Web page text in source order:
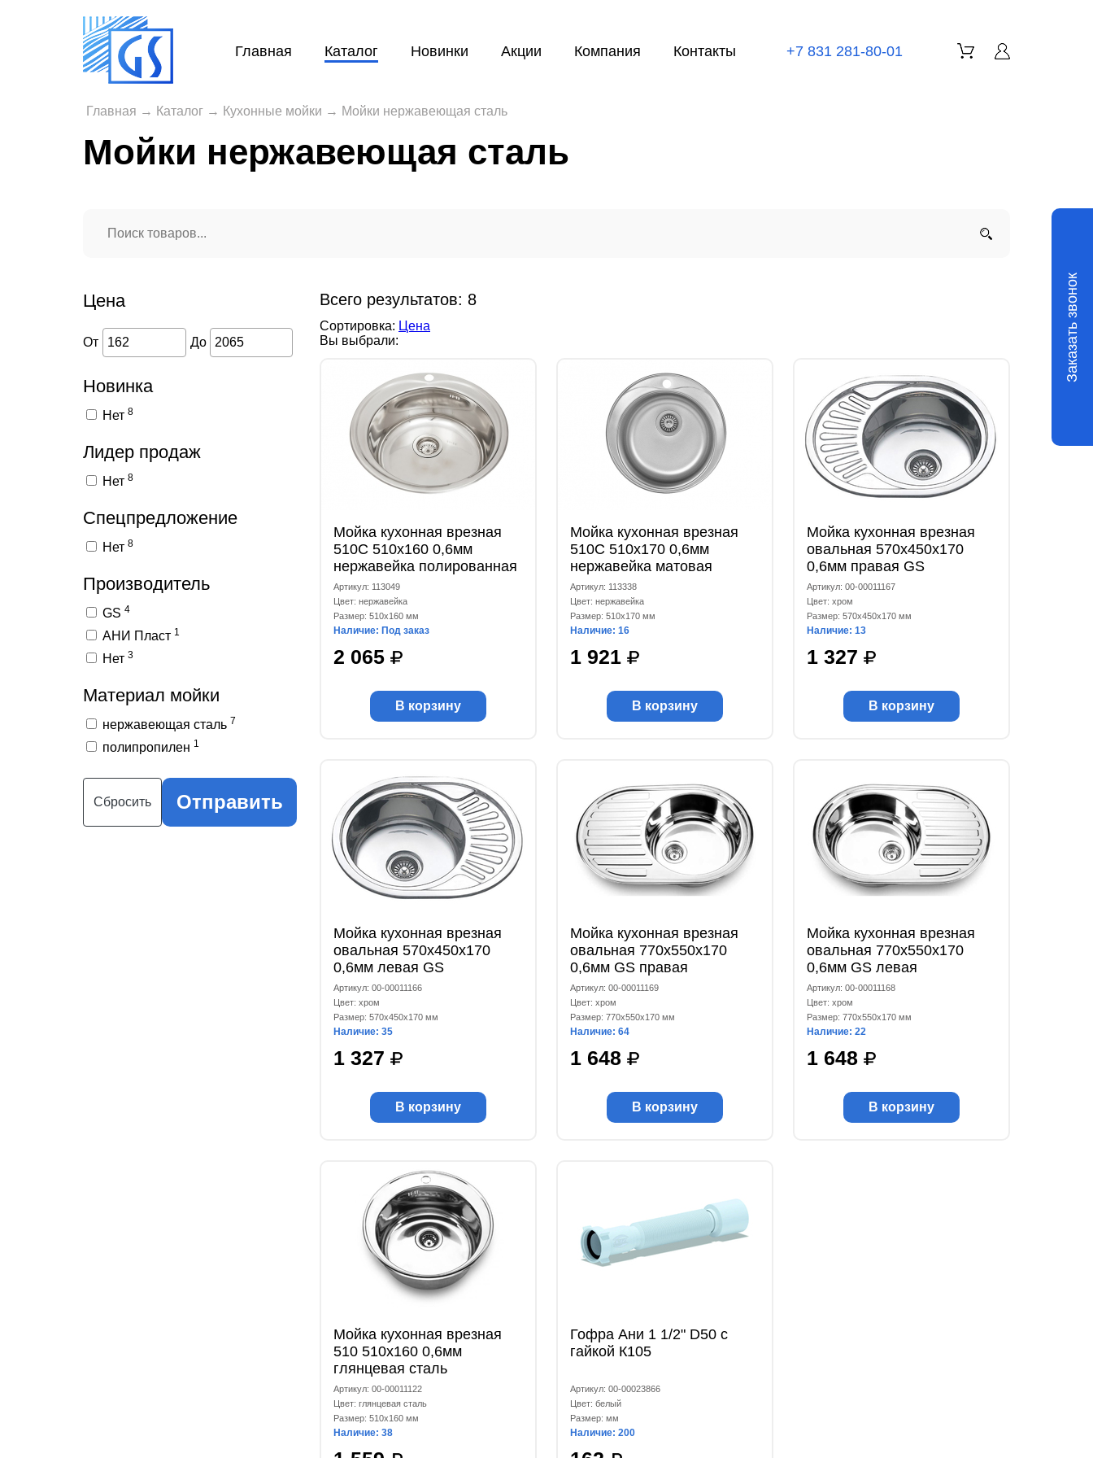
Главная Каталог Новинки Акции Компания Контакты +7 831 281-80-01
Главная → Каталог → Кухонные мойки → Мойки нержавеющая сталь
Мойки нержавеющая сталь
Цена
От До
Новинка
Нет 8
Лидер продаж
Нет 8
Спецпредложение
Нет 8
Производитель
GS 4
АНИ Пласт 1
Нет 3
Материал мойки
нержавеющая сталь 7
полипропилен 1
Сбросить Отправить
Всего результатов: 8
Сортировка: Цена
Вы выбрали:
Мойка кухонная врезная
510C 510x160 0,6мм
нержавейка полированная
Артикул: 113049
Цвет: нержавейка
Размер: 510x160 мм
Наличие: Под заказ
2 065
В корзину
Мойка кухонная врезная
510C 510x170 0,6мм
нержавейка матовая
Артикул: 113338
Цвет: нержавейка
Размер: 510x170 мм
Наличие: 16
1 921
В корзину
Мойка кухонная врезная
овальная 570x450x170
0,6мм правая GS
Артикул: 00-00011167
Цвет: хром
Размер: 570x450x170 мм
Наличие: 13
1 327
В корзину
Мойка кухонная врезная
овальная 570x450x170
0,6мм левая GS
Артикул: 00-00011166
Цвет: хром
Размер: 570x450x170 мм
Наличие: 35
1 327
В корзину
Мойка кухонная врезная
овальная 770x550x170
0,6мм GS правая
Артикул: 00-00011169
Цвет: хром
Размер: 770x550x170 мм
Наличие: 64
1 648
В корзину
Мойка кухонная врезная
овальная 770x550x170
0,6мм GS левая
Артикул: 00-00011168
Цвет: хром
Размер: 770x550x170 мм
Наличие: 22
1 648
В корзину
Мойка кухонная врезная
510 510x160 0,6мм
глянцевая сталь
Артикул: 00-00011122
Цвет: глянцевая сталь
Размер: 510x160 мм
Наличие: 38
Гофра Ани 1 1/2" D50 с
гайкой К105
Артикул: 00-00023866
Цвет: белый
Размер: мм
Наличие: 200
Заказать звонок